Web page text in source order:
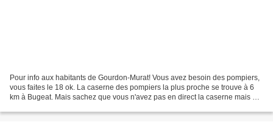
Pour info aux habitants de Gourdon-Murat! Vous avez besoin des pompiers,
vous faites le 18 ok. La caserne des pompiers la plus proche se trouve à 6
km à Bugeat. Mais sachez que vous n'avez pas en direct la caserne mais un